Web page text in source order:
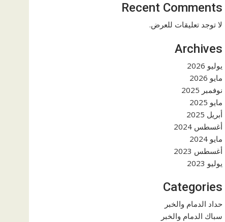
Recent Comments
لا توجد تعليقات للعرض.
Archives
يوليو 2026
مايو 2026
نوفمبر 2025
مايو 2025
أبريل 2025
أغسطس 2024
مايو 2024
أغسطس 2023
يوليو 2023
Categories
حداد الدمام والخبر
سباك الدمام والخبر